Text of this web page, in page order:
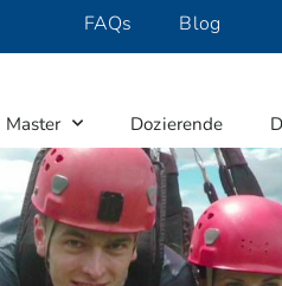
FAQs Blog
Master Dozierende